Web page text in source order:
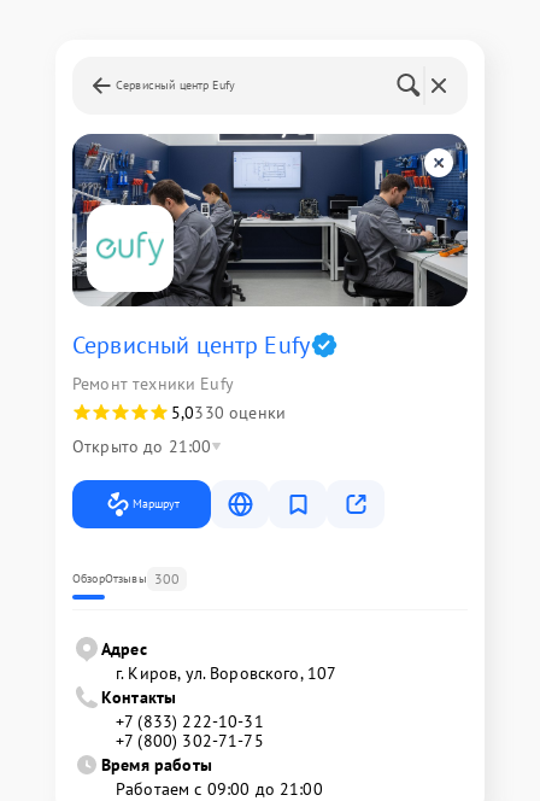
Сервисный центр Eufy
Сервисный центр Eufy
Ремонт техники Eufy
5,0330 оценки
Открыто до 21:00
Маршрут
ОбзорОтзывы 300
Адрес
г. Киров, ул. Воровского, 107
Контакты
+7 (833) 222-10-31
+7 (800) 302-71-75
Время работы
Работаем с 09:00 до 21:00